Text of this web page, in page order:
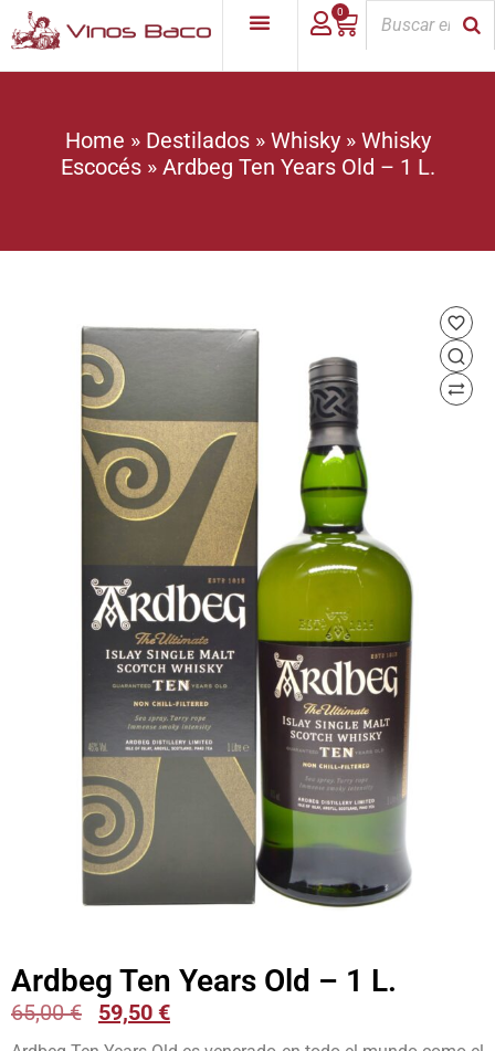
0
Home » Destilados» Whisky» Whisky
Escocés» Ardbeg Ten Years Old – 1 L.
Ardbeg Ten Years Old – 1 L.
65,00€ 59,50 €